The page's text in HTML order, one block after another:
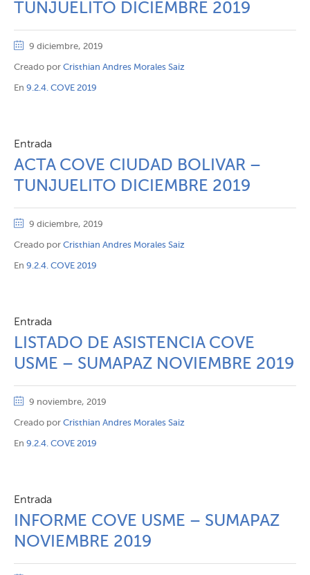
TUNJUELITO DICIEMBRE 2019
9 diciembre, 2019
Creado por Cristhian Andres Morales Saiz
En 9.2.4. COVE 2019
Entrada
ACTA COVE CIUDAD BOLIVAR –
TUNJUELITO DICIEMBRE 2019
9 diciembre, 2019
Creado por Cristhian Andres Morales Saiz
En 9.2.4. COVE 2019
Entrada
LISTADO DE ASISTENCIA COVE
USME – SUMAPAZ NOVIEMBRE 2019
9 noviembre, 2019
Creado por Cristhian Andres Morales Saiz
En 9.2.4. COVE 2019
Entrada
INFORME COVE USME – SUMAPAZ
NOVIEMBRE 2019